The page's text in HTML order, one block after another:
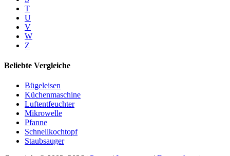
T
U
V
W
Z
Beliebte Vergleiche
Bügeleisen
Küchenmaschine
Luftentfeuchter
Mikrowelle
Pfanne
Schnellkochtopf
Staubsauger